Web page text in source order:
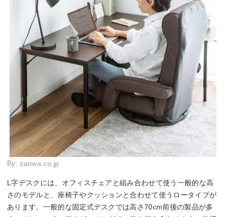
By: sanwa.co.jp
L字デスクには、オフィスチェアと組み合わせて使う一般的な高
さのモデルと、座椅子やクッションと合わせて使うロータイプが
あります。一般的な固定式デスクでは高さ70cm前後の製品が多